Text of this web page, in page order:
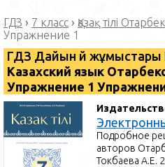
ГДЗ › 7 класс › Қазақ тілі
Упражнение 1
ГДЗ Дайын үй жұмыстары
Казахский язык
Упражнение 1
Подробное
авторов
Токбаева А.Е.